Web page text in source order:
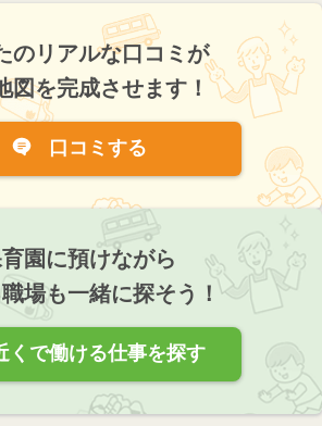
のリアルな口コミが
図を完成させます！
口コミする
園に預けながら
場も一緒に探そう！
くで働ける仕事を探す